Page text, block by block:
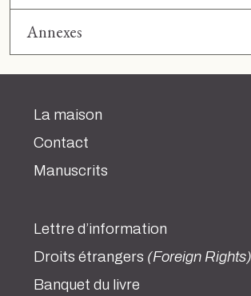
Annexes
La maison
Contact
Manuscrits
Lettre d’information
Droits étrangers (Foreign Rights)
Banquet du livre